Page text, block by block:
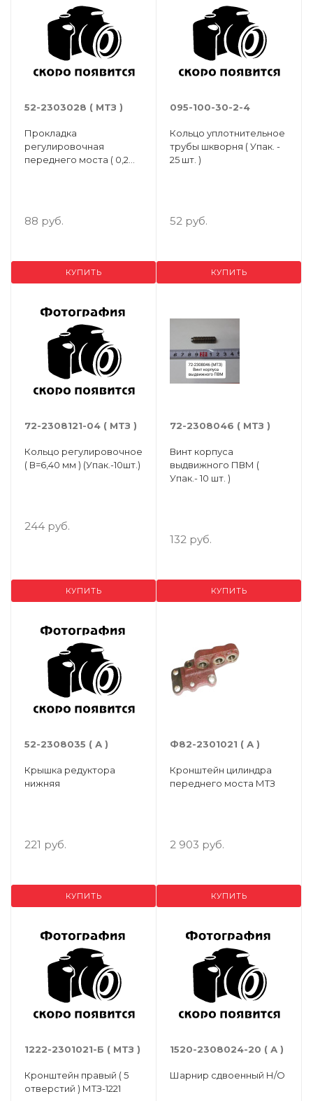
52-2303028 ( МТЗ )
Прокладка
регулировочная
переднего моста ( 0,2
88 руб.
КУПИТЬ
095-100-30-2-4
Кольцо уплотнительное
трубы шкворня ( Упак. -
25 шт. )
52 руб.
КУПИТЬ
72-2308121-04 ( МТЗ )
Кольцо регулировочное
( В=6,40 мм ) (Упак.-10шт.)
244 руб.
КУПИТЬ
72-2308046 ( МТЗ )
Винт корпуса
выдвижного ПВМ (
Упак.- 10 шт. )
132 руб.
КУПИТЬ
52-2308035 ( А )
Крышка редуктора
нижняя
221 руб.
КУПИТЬ
Ф82-2301021 ( А )
Кронштейн цилиндра
переднего моста МТЗ
2 903 руб.
КУПИТЬ
1222-2301021-Б ( МТЗ )
Кронштейн правый ( 5
отверстий ) МТЗ-1221
1520-2308024-20 ( А )
Шарнир сдвоенный Н/О